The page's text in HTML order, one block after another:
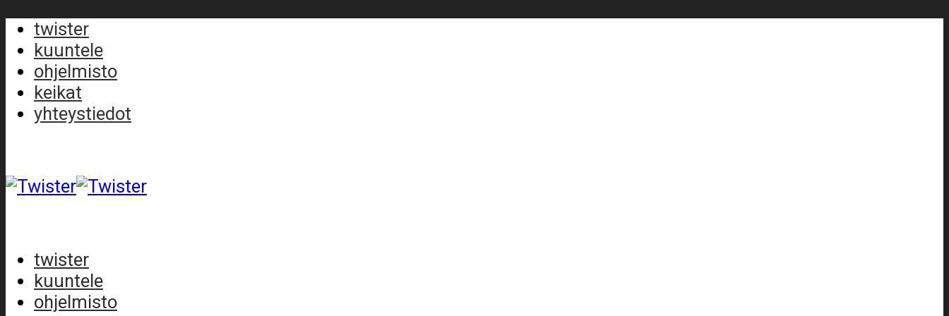
twister
kuuntele
ohjelmisto
keikat
yhteystiedot
twister
kuuntele
ohjelmisto